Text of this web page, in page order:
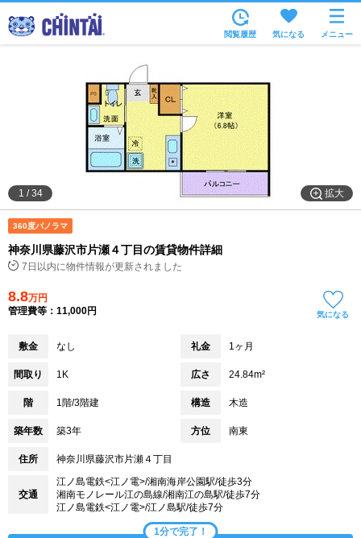
住所から
家賃相場から
通勤通学時間から
物件特集から
不動産会社から
閲覧履歴 気になる メニュー
拡大
1 /34
360度パノラマ
神奈川県藤沢市片瀬４丁目の賃貸物件詳細
7日以内に物件情報が更新されました
8.8万円
管理費等：11,000円
気になる
敷金 なし 礼金 1ヶ月
間取り 1K 広さ 24.84m²
階 1階/3階建 構造 木造
築年数 築3年 方位 南東
住所 神奈川県藤沢市片瀬４丁目
交通
江ノ島電鉄<江ノ電>/湘南海岸公園駅/徒歩3分
湘南モノレール江の島線/湘南江の島駅/徒歩7分
江ノ島電鉄<江ノ電>/江ノ島駅/徒歩7分
1分で完了！